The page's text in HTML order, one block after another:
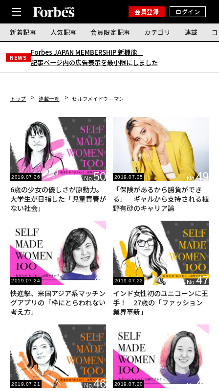
会員登録 ログイン
新着記事 人気記事 会員限定記事 カテゴリ 連載
NEWS
Forbes JAPAN MEMBERSHIP 新機能｜
記事ページ内の広告表示を最小限にしました
トップ 連載一覧 セルフメイドウーマン
2019.07.26 No.50
6歳の少女の優しさが原動力。
大学生が目指した「児童買春が
ない社会」
2019.07.25 No.49
「保険があるから勝負ができ
る」 ギャルから支持される植
野有砂のキャリア論
2019.07.24 No.48
快進撃、米国アジア系マッチン
グアプリの「枠にとらわれない
考え方」
2019.07.22 No.47
インド女性初のユニコーンに王
手！ 27歳の「ファッション
業界革新」
2019.07.21 No.46 2019.07.20 No.45